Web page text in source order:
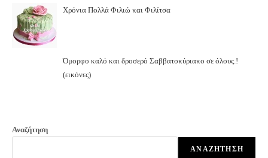
Χρόνια Πολλά Φιλιώ και Φιλίτσα
Όμορφο καλό και δροσερό Σαββατοκύριακο σε όλους.!
(εικόνες)
Αναζήτηση
ΑΝΑΖΉΤΗΣΗ